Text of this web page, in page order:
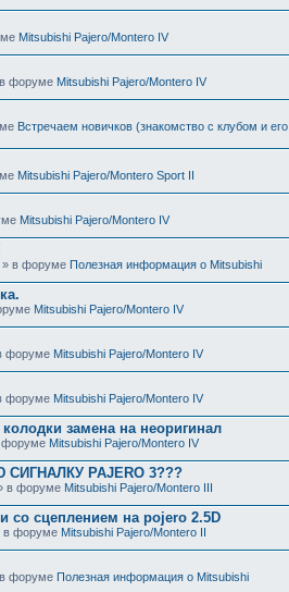
Mitsubishi Pajero/Montero IV
в форуме Mitsubishi Pajero/Montero IV
Встречаем новичков (знакомство с клубом и его
Mitsubishi Pajero/Montero Sport II
Mitsubishi Pajero/Montero IV
» в форуме Полезная информация о Mitsubishi
Mitsubishi Pajero/Montero IV
форуме Mitsubishi Pajero/Montero IV
форуме Mitsubishi Pajero/Montero IV
замена на неоригинал
форуме Mitsubishi Pajero/Montero IV
PAJERO 3???
в форуме Mitsubishi Pajero/Montero III
сцеплением на pojero 2.5D
в форуме Mitsubishi Pajero/Montero II
в форуме Полезная информация о Mitsubishi